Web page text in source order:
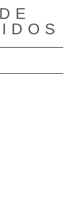
navegación